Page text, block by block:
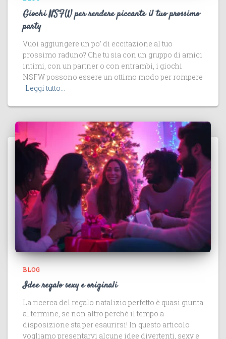
Giochi NSFW per rendere piccante il tuo prossimo
party
Vuoi aggiungere un po’ di eccitazione al tuo
prossimo raduno? Che tu sia con un gruppo di amici
intimi, con un partner o con entrambi, i giochi
NSFW possono essere un ottimo modo per rompere
Leggi tutto…
BLOG
Idee regalo sexy e originali
La ricerca del regalo natalizio perfetto è quasi giunta
al termine, se non altro perché il tempo a
disposizione sta per esaurirsi! In questo articolo
vogliamo presentarvi alcune idee divertenti, sexy e